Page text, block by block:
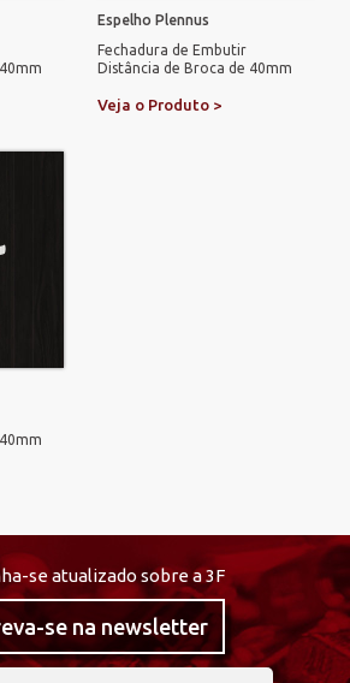
Espelho Plennus
Fechadura de Embutir
Distância de Broca de 40mm
Veja o Produto >
se atualizado sobre a 3F
se na newsletter